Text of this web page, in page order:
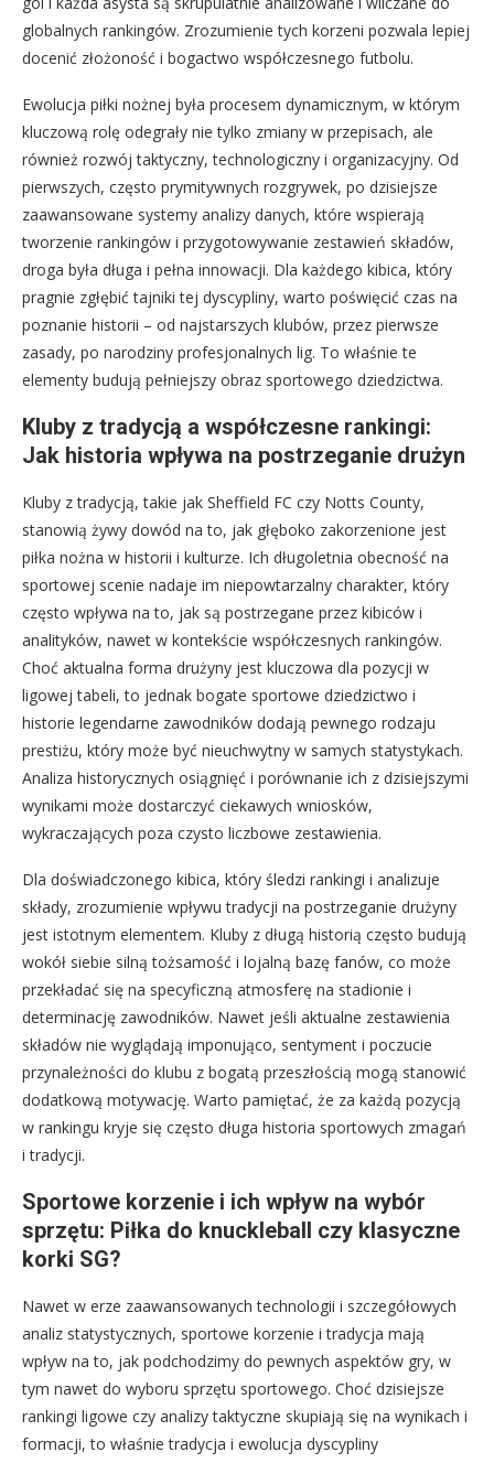
globalnych rankingów. Zrozumienie tych korzeni pozwala lepiej
docenić złożoność i bogactwo współczesnego futbolu.
Ewolucja piłki nożnej była procesem dynamicznym, w którym
kluczową rolę odegrały nie tylko zmiany w przepisach, ale
również rozwój taktyczny, technologiczny i organizacyjny. Od
pierwszych, często prymitywnych rozgrywek, po dzisiejsze
zaawansowane systemy analizy danych, które wspierają
tworzenie rankingów i przygotowywanie zestawień składów,
droga była długa i pełna innowacji. Dla każdego kibica, który
pragnie zgłębić tajniki tej dyscypliny, warto poświęcić czas na
poznanie historii – od najstarszych klubów, przez pierwsze
zasady, po narodziny profesjonalnych lig. To właśnie te
elementy budują pełniejszy obraz sportowego dziedzictwa.
Kluby z tradycją a współczesne rankingi:
Jak historia wpływa na postrzeganie drużyn
Kluby z tradycją, takie jak Sheffield FC czy Notts County,
stanowią żywy dowód na to, jak głęboko zakorzenione jest
piłka nożna w historii i kulturze. Ich długoletnia obecność na
sportowej scenie nadaje im niepowtarzalny charakter, który
często wpływa na to, jak są postrzegane przez kibiców i
analityków, nawet w kontekście współczesnych rankingów.
Choć aktualna forma drużyny jest kluczowa dla pozycji w
ligowej tabeli, to jednak bogate sportowe dziedzictwo i
historie legendarne zawodników dodają pewnego rodzaju
prestiżu, który może być nieuchwytny w samych statystykach.
Analiza historycznych osiągnięć i porównanie ich z dzisiejszymi
wynikami może dostarczyć ciekawych wniosków,
wykraczających poza czysto liczbowe zestawienia.
Dla doświadczonego kibica, który śledzi rankingi i analizuje
składy, zrozumienie wpływu tradycji na postrzeganie drużyny
jest istotnym elementem. Kluby z długą historią często budują
wokół siebie silną tożsamość i lojalną bazę fanów, co może
przekładać się na specyficzną atmosferę na stadionie i
determinację zawodników. Nawet jeśli aktualne zestawienia
składów nie wyglądają imponująco, sentyment i poczucie
przynależności do klubu z bogatą przeszłością mogą stanowić
dodatkową motywację. Warto pamiętać, że za każdą pozycją
w rankingu kryje się często długa historia sportowych zmagań
i tradycji.
Sportowe korzenie i ich wpływ na wybór
sprzętu: Piłka do knuckleball czy klasyczne
korki SG?
Nawet w erze zaawansowanych technologii i szczegółowych
analiz statystycznych, sportowe korzenie i tradycja mają
wpływ na to, jak podchodzimy do pewnych aspektów gry, w
tym nawet do wyboru sprzętu sportowego. Choć dzisiejsze
rankingi ligowe czy analizy taktyczne skupiają się na wynikach i
formacji, to właśnie tradycja i ewolucja dyscypliny